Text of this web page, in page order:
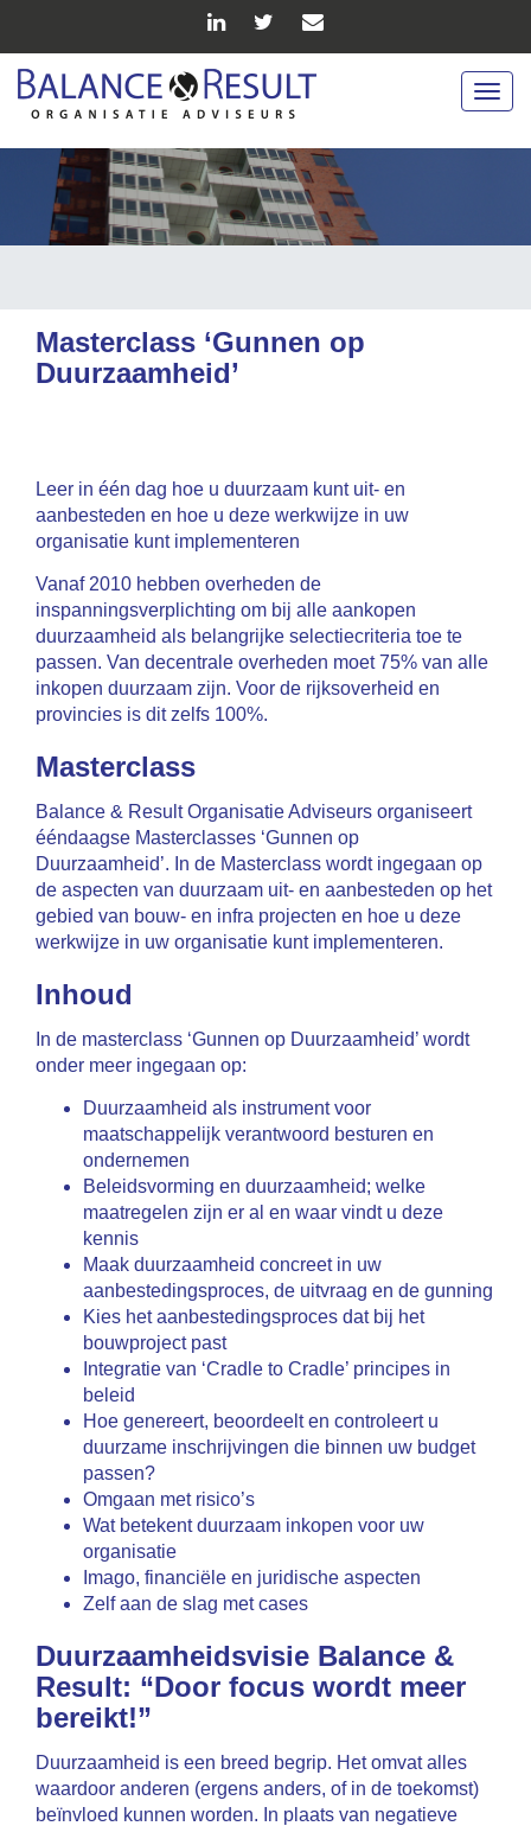
Masterclass ‘Gunnen op
Duurzaamheid’
Leer in één dag hoe u duurzaam kunt uit- en
aanbesteden en hoe u deze werkwijze in uw
organisatie kunt implementeren
Vanaf 2010 hebben overheden de
inspanningsverplichting om bij alle aankopen
duurzaamheid als belangrijke selectiecriteria toe te
passen. Van decentrale overheden moet 75% van alle
inkopen duurzaam zijn. Voor de rijksoverheid en
provincies is dit zelfs 100%.
Masterclass
Balance & Result Organisatie Adviseurs organiseert
ééndaagse Masterclasses ‘Gunnen op
Duurzaamheid’. In de Masterclass wordt ingegaan op
de aspecten van duurzaam uit- en aanbesteden op het
gebied van bouw- en infra projecten en hoe u deze
werkwijze in uw organisatie kunt implementeren.
Inhoud
In de masterclass ‘Gunnen op Duurzaamheid’ wordt
onder meer ingegaan op:
Duurzaamheid als instrument voor
maatschappelijk verantwoord besturen en
ondernemen
Beleidsvorming en duurzaamheid; welke
maatregelen zijn er al en waar vindt u deze
kennis
Maak duurzaamheid concreet in uw
aanbestedingsproces, de uitvraag en de gunning
Kies het aanbestedingsproces dat bij het
bouwproject past
Integratie van ‘Cradle to Cradle’ principes in
beleid
Hoe genereert, beoordeelt en controleert u
duurzame inschrijvingen die binnen uw budget
passen?
Omgaan met risico’s
Wat betekent duurzaam inkopen voor uw
organisatie
Imago, financiële en juridische aspecten
Zelf aan de slag met cases
Duurzaamheidsvisie Balance &
Result: “Door focus wordt meer
bereikt!”
Duurzaamheid is een breed begrip. Het omvat alles
waardoor anderen (ergens anders, of in de toekomst)
beïnvloed kunnen worden. In plaats van negatieve